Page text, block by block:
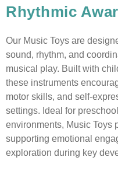
Rhythmic
Our Music Toys are
sound, rhythm, and
musical play. Built with
these instruments
motor skills, and self-
settings. Ideal for
environments, Music Toys
supporting emotional
exploration during key